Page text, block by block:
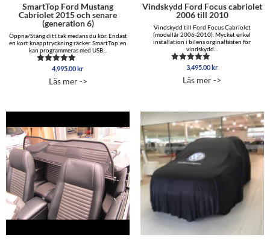
SmartTop Ford Mustang
Cabriolet 2015 och senare
(generation 6)
Öppna/Stäng ditt tak medans du kör. Endast
en kort knapptryckning räcker. SmartTop:en
kan programmeras med USB...
Betygsatt
av 5
4,995.00kr
Läs mer ->
Vindskydd Ford Focus cabriolet
2006 till 2010
Vindskydd till Ford Focus Cabriolet
(modellår 2006-2010). Mycket enkel
installation i bilens orginalfästen för
vindskydd...
Betygsatt
av 5
3,495.00kr
Läs mer ->